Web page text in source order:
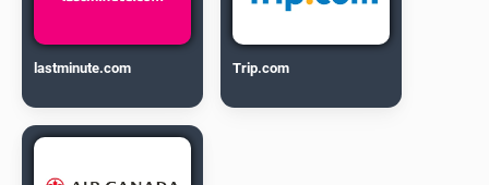
lastminute.com Trip.com